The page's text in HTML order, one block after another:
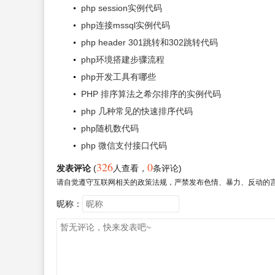
php session实例代码
php连接mssql实例代码
php header 301跳转和302跳转代码
php环境搭建步骤流程
php开发工具有哪些
PHP 排序算法之希尔排序的实例代码
php 几种常见的快速排序代码
php随机数代码
php 微信支付接口代码
发表评论 (326人查看 ， 0条评论)
请自觉遵守互联网相关的政策法规，严禁发布色情、暴力、反动的
昵称：